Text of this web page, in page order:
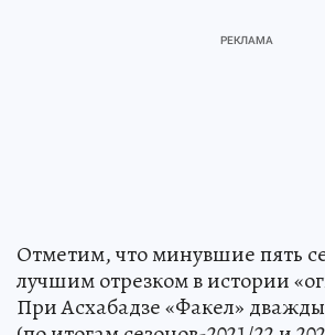
Отметим, что минувшие пять
лучшим отрезком в истории
При Асхабадзе «Факел»